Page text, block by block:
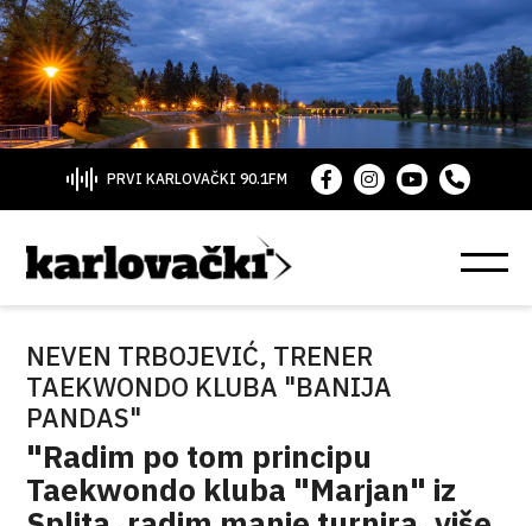
PRVI KARLOVAČKI 90.1FM
NEVEN TRBOJEVIĆ, TRENER
TAEKWONDO KLUBA "BANIJA
PANDAS"
"Radim po tom principu
Taekwondo kluba "Marjan" iz